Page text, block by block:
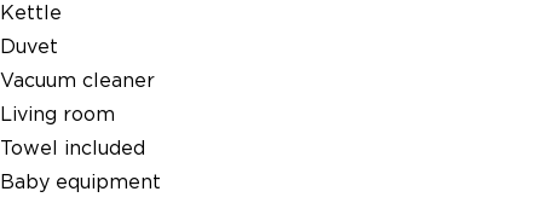
Kettle
Duvet
Vacuum cleaner
Living room
Towel included
Baby equipment